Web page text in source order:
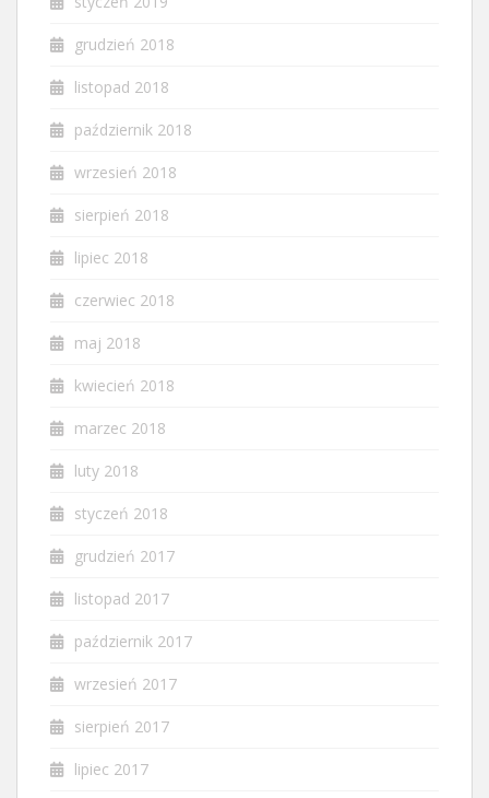
grudzień 2018
listopad 2018
październik 2018
wrzesień 2018
sierpień 2018
lipiec 2018
czerwiec 2018
maj 2018
kwiecień 2018
marzec 2018
luty 2018
styczeń 2018
grudzień 2017
listopad 2017
październik 2017
wrzesień 2017
sierpień 2017
lipiec 2017